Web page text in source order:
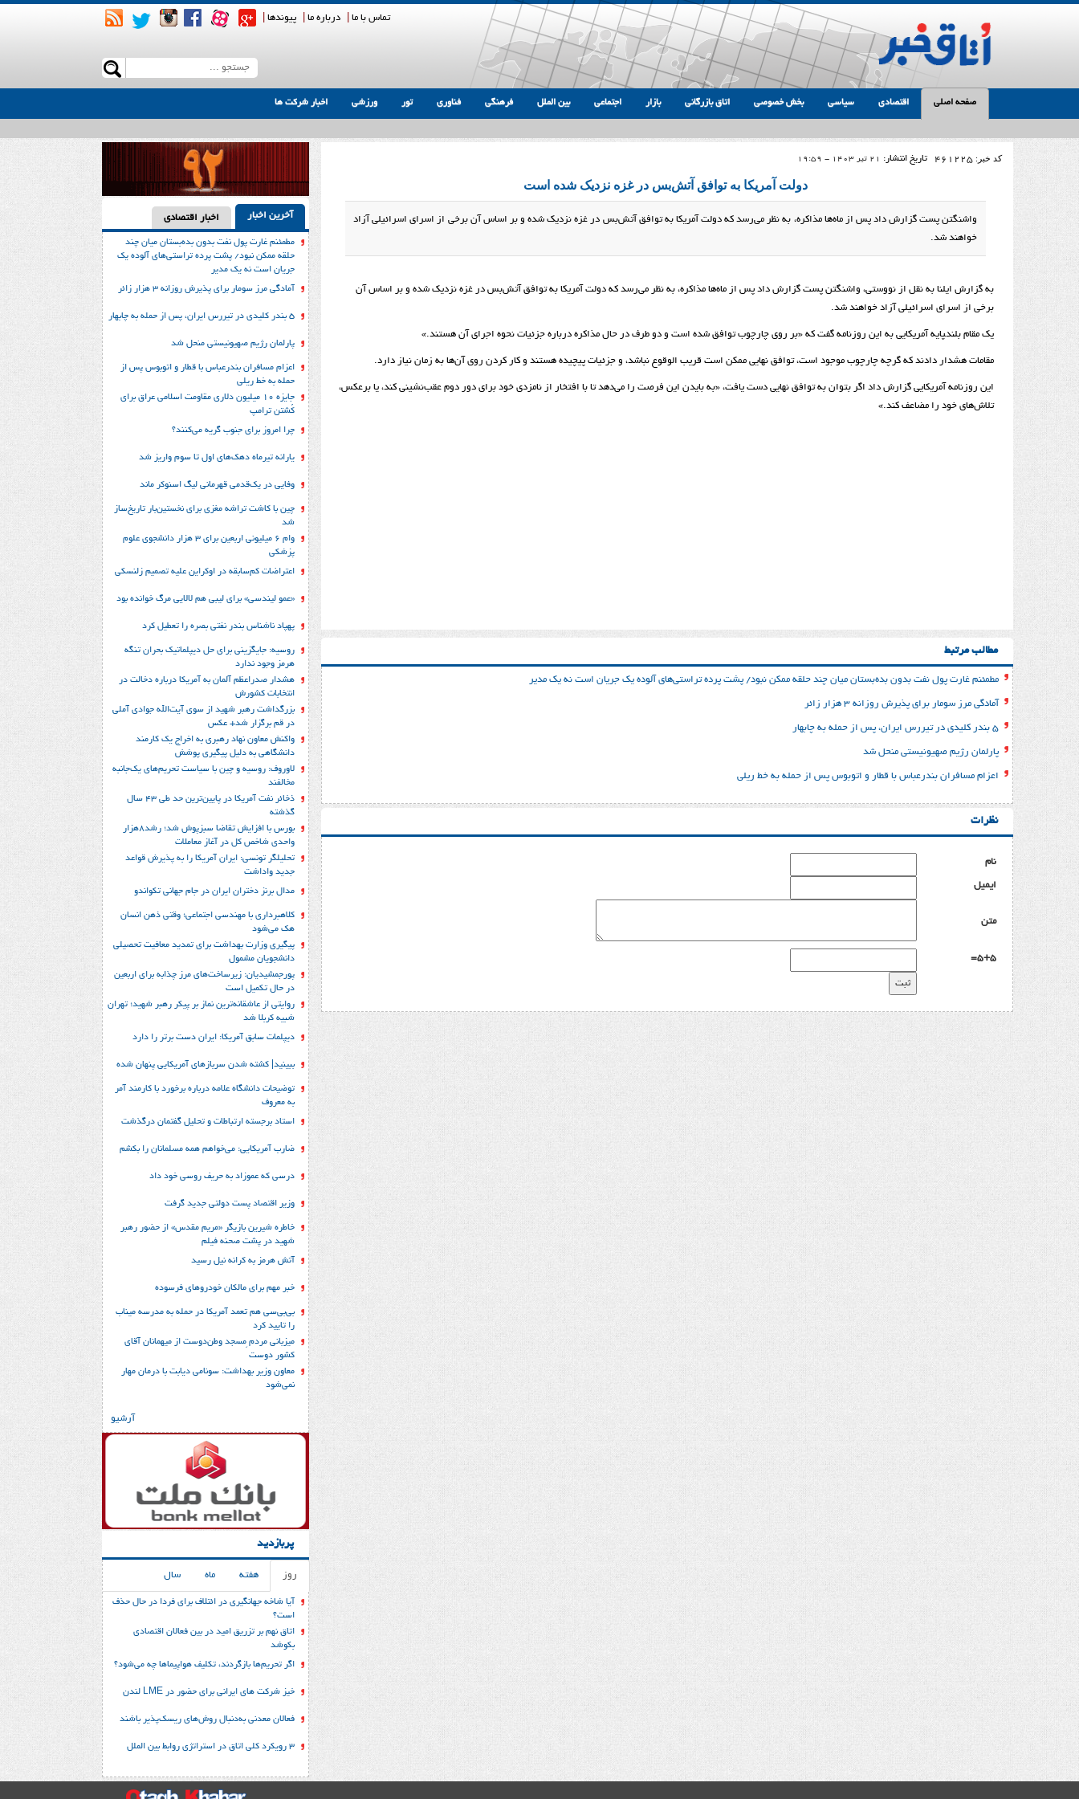
تماس با ما درباره ما پیوندها
صفحه اصلی اقتصادی سیاسی بخش خصوصی اتاق بازرگانی بازار اجتماعی بین الملل فرهنگی فناوری تور ورزشی اخبار شرکت ها
کد خبر: 461225 تاریخ انتشار: 21 تیر 1403 - 19:59
دولت‌ آمریکا به توافق آتش‌بس در غزه نزدیک شده است
واشنگتن پست گزارش داد پس از ماه‌ها مذاکره‌، به نظر می‌رسد که دولت‌ آمریکا به توافق آتش‌بس در غزه نزدیک شده و بر اساس آن برخی از اسرای اسرائیلی آزاد
خواهند شد.
به گزارش ایلنا به نقل از نووستی، واشنگتن پست گزارش داد پس از ماه‌ها مذاکره‌، به نظر می‌رسد که دولت‌ آمریکا به توافق آتش‌بس در غزه نزدیک شده و بر اساس آن
برخی از اسرای اسرائیلی آزاد خواهند شد.
یک مقام بلند‍پایه آمریکایی به این روزنامه گفت که «بر روی چارچوب توافق شده است و دو طرف در حال مذاکره درباره جزئیات نحوه اجرای آن هستند.»
مقامات هشدار دادند که گرچه چارچوب موجود است، توافق نهایی ممکن است قریب الوقوع نباشد، و جزئیات پیچیده هستند و کار کردن روی آن‌ها به زمان نیاز دارد.
این روزنامه آمریکایی گزارش داد اگر بتوان به توافق نهایی دست یافت، «به بایدن این فرصت را می‌دهد تا با افتخار از نامزدی خود برای دور دوم عقب‌نشینی کند، یا برعکس،
تلاش‌های خود را مضاعف کند.»
مطالب مرتبط
مطمئنم غارت پول نفت بدون بده‌بستان میان چند حلقه ممکن نبود/ پشت پرده تراستی‌‌های آلوده یک جریان است نه یک مدیر
آمادگی مرز سومار برای پذیرش روزانه ۳ هزار زائر
۵ بندر کلیدی در تیررس ایران، پس از حمله به چابهار
پارلمان رژیم صهیونیستی منحل شد
اعزام مسافران بندرعباس با قطار و اتوبوس پس از حمله به خط ریلی
نظرات
نام
ایمیل
متن
5+5=
آخرین اخبار اخبار اقتصادی
مطمئنم غارت پول نفت بدون بده‌بستان میان چند
حلقه ممکن نبود/ پشت پرده تراستی‌‌های آلوده یک
جریان است نه یک مدیر
آمادگی مرز سومار برای پذیرش روزانه ۳ هزار زائر
۵ بندر کلیدی در تیررس ایران، پس از حمله به چابهار
پارلمان رژیم صهیونیستی منحل شد
اعزام مسافران بندرعباس با قطار و اتوبوس پس از
حمله به خط ریلی
جایزه ۱۰ میلیون دلاری مقاومت اسلامی عراق برای
کُشتن ترامپ
چرا امروز برای جنوب گریه می‌کنند؟
یارانه تیرماه دهک‌های اول تا سوم واریز شد
وفایی در یک‎‌قدمی قهرمانی لیگ اسنوکر ماند
چین با کاشت تراشه مغزی برای نخستین‌بار تاریخ‌ساز
شد
وام ۶ میلیونی اربعین برای ۳ هزار دانشجوی علوم
پزشکی
اعتراضات کم‌سابقه در اوکراین علیه تصمیم زلنسکی
«عمو لیندسی» برای لیبی هم لالایی مرگ خوانده بود
پهپاد ناشناس بندر نفتی بصره را تعطیل کرد
روسیه: جایگزینی برای حل‌ دیپلماتیک بحران تنگه
هرمز وجود ندارد
هشدار صدراعظم آلمان به آمریکا درباره دخالت در
انتخابات کشورش
بزرگداشت رهبر شهید از سوی آیت‌الله جوادی آملی
در قم برگزار شد+ عکس
واکنش معاون نهاد رهبری به اخراج یک کارمند
دانشگاهی به دلیل پیگیری پوشش
لاوروف: روسیه و چین با سیاست تحریم‌های یک‌جانبه
مخالفند
ذخائر نفت آمریکا در پایین‌ترین حد طی 43 سال
گذشته
بورس با افزایش تقاضا سبزپوش شد؛ رشد8هزار
واحدی شاخص کل در آغاز معاملات
تحلیلگر تونسی: ایران آمریکا را به پذیرش قواعد
جدید واداشت
مدال برنز دختران ایران در جام جهانی تکواندو
کلاهبرداری با مهندسی اجتماعی؛ وقتی ذهن انسان
هک می‌شود
پیگیری وزارت بهداشت برای تمدید معافیت تحصیلی
دانشجویان مشمول
پورجمشیدیان: زیرساخت‌های مرز چذابه برای اربعین
در حال تکمیل است
روایتی از عاشقانه‌ترین نماز بر پیکر رهبر شهید؛‌ تهران‌
شبیه کربلا شد
دیپلمات سابق آمریکا: ایران دست برتر را دارد
ببینید| کشته شدن سربازهای آمریکایی پنهان شده
توضیحات دانشگاه علامه درباره برخورد با کارمند آمر
به معروف
استاد برجسته ارتباطات و تحلیل گفتمان درگذشت
ضارب آمریکایی: می‌خواهم همه مسلمانان را بکشم
درسی که عموزاد به حریف روسی خود داد
وزیر اقتصاد پست دولتی جدید گرفت
خاطره شیرین بازیگر «مریم مقدس» از حضور رهبر
شهید در پشت صحنه فیلم
آتش هرمز به کرانه نیل رسید
خبر مهم برای مالکان خودروهای فرسوده
بی‌بی‌سی هم تعمد آمریکا در حمله به مدرسه میناب
را تایید کرد
میزبانی مردم ِمسجد وطن‌دوست از میهمانان آقای
کشور دوست
معاون وزیر بهداشت: سونامی دیابت با درمان مهار
نمی‌شود
آرشیو
پربازدید
روز هفته ماه سال
آیا شاخه جهانگیری در ائتلاف برای فردا در حال حذف
است؟
اتاق نهم بر تزریق امید در بین فعالان اقتصادی
بکوشد
اگر تحریم‌ها بازگردند، تکلیف هواپیماها چه می‌شود؟
خیز شرکت های ایرانی برای حضور در LME لندن
فعالان معدنی به‌دنبال روش‌های ریسک‌پذیر باشند
3 رویکرد کلی اتاق در استراتژی روابط بین الملل